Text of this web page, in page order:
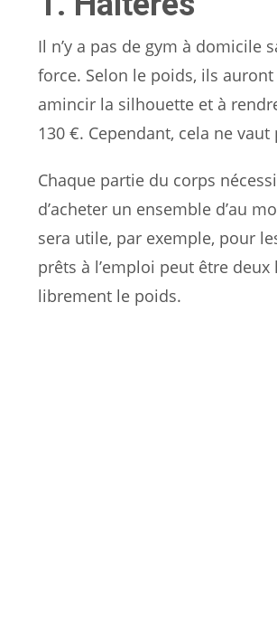
Il n’y a pas de gym à domicile
force. Selon le poids, ils
amincir la silhouette et à
130 €. Cependant, cela ne
Chaque partie du corps
d’acheter un ensemble d’au
sera utile, par exemple, pour
prêts à l’emploi peut être
librement le poids.